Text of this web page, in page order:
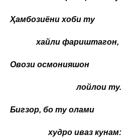
Ҳамбозиёни хоби ту
хайли фариштагон,
Овози осмонияшон
лойлои ту.
Бигзор, бо ту олами
худро иваз кунам: